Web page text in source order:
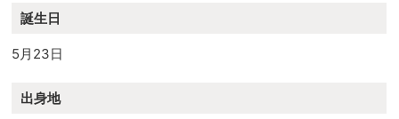
誕生日
5月23日
出身地